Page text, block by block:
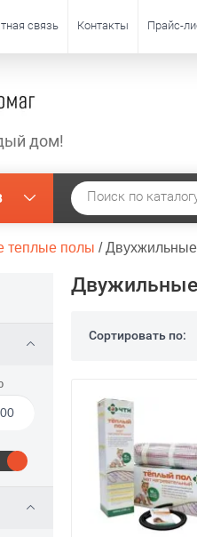
связь Контакты Прайс-
дом!
теплые полы /
Сортировать по: